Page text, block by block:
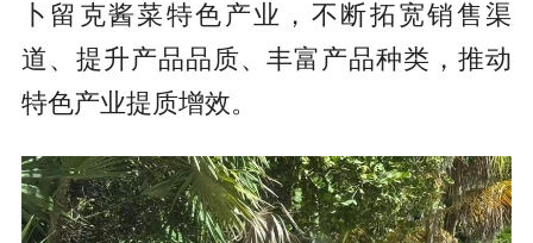
卜留克酱菜特色产业，不断拓宽销售渠
道、提升产品品质、丰富产品种类，推动
特色产业提质增效。